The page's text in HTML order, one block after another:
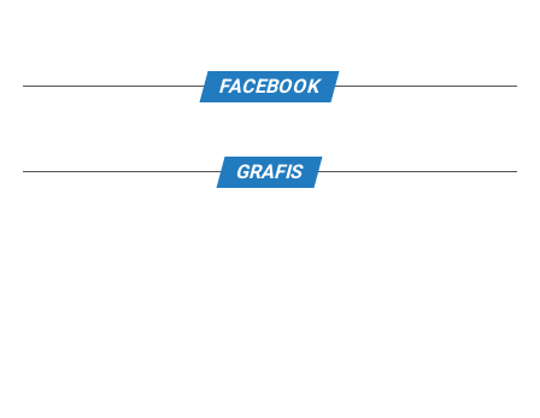
FACEBOOK
GRAFIS